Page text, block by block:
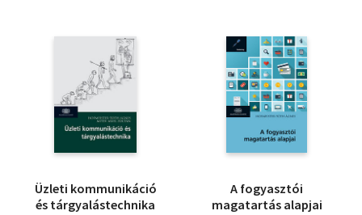
Üzleti kommunikáció
és tárgyalástechnika
A fogyasztói
magatartás alapjai